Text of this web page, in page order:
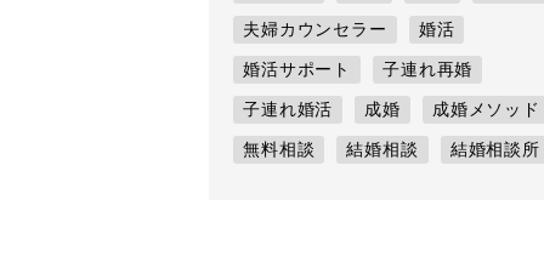
夫婦カウンセラー 婚活
婚活サポート 子連れ再婚
子連れ婚活 成婚 成婚メソッド
無料相談 結婚相談 結婚相談所